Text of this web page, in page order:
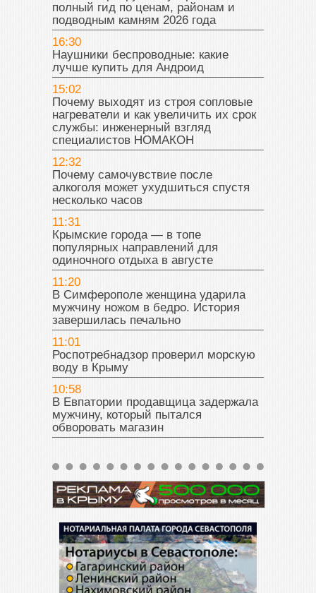
полный гид по ценам, районам и
подводным камням 2026 года
16:30
Наушники беспроводные: какие
лучше купить для Андроид
15:02
Почему выходят из строя сопловые
нагреватели и как увеличить их срок
службы: инженерный взгляд
специалистов НОМАКОН
12:32
Почему самочувствие после
алкоголя может ухудшиться спустя
несколько часов
11:31
Крымские города — в топе
популярных направлений для
одиночного отдыха в августе
11:20
В Симферополе женщина ударила
мужчину ножом в бедро. История
завершилась печально
11:01
Роспотребнадзор проверил морскую
воду в Крыму
10:58
В Евпатории продавщица задержала
мужчину, который пытался
обворовать магазин